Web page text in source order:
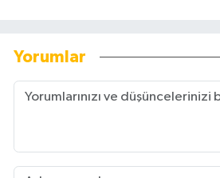
Yorumlar